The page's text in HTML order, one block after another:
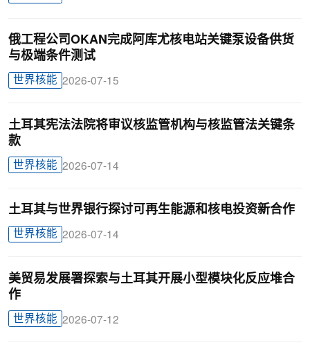
俄工程公司OKAN完成阿库尤核电站关键泵设备供货
与极端条件测试
世界核能 2026-07-15
土耳其宪法法院将审议核监管机构与核监管法关键条
款
世界核能 2026-07-14
土耳其与世界银行探讨可再生能源和核电投资新合作
世界核能 2026-07-14
美贸易发展署探索与土耳其开展小型模块化反应堆合
作
世界核能 2026-07-12